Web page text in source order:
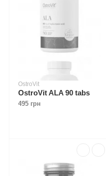
OstroVit
OstroVit ALA 90 tabs
495 грн